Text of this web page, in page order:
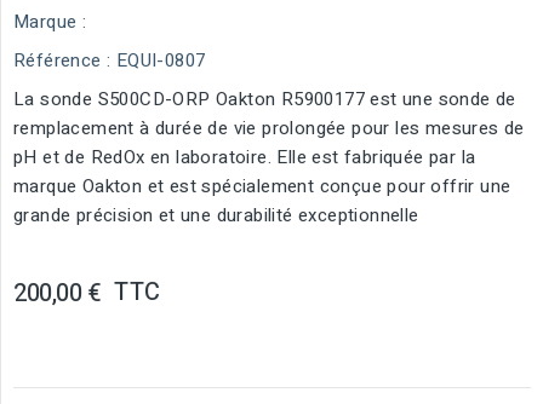
Marque :
Référence : EQUI-0807
La sonde S500CD-ORP Oakton R5900177 est une sonde de
remplacement à durée de vie prolongée pour les mesures de
pH et de RedOx en laboratoire. Elle est fabriquée par la
marque Oakton et est spécialement conçue pour offrir une
grande précision et une durabilité exceptionnelle
200,00 € TTC